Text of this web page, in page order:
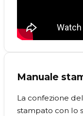
Manuale
La confezione
stampato con lo